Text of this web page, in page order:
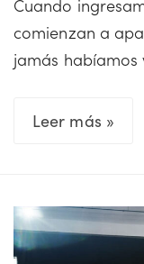
Cuando
comienzan a
jamás habíamos
Leer más »
del
IPC